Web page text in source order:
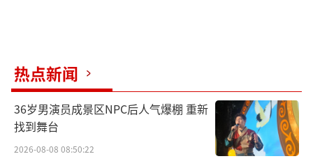
热点新闻
36岁男演员成景区NPC后人气爆棚 重新
找到舞台
2026-08-08 08:50:22